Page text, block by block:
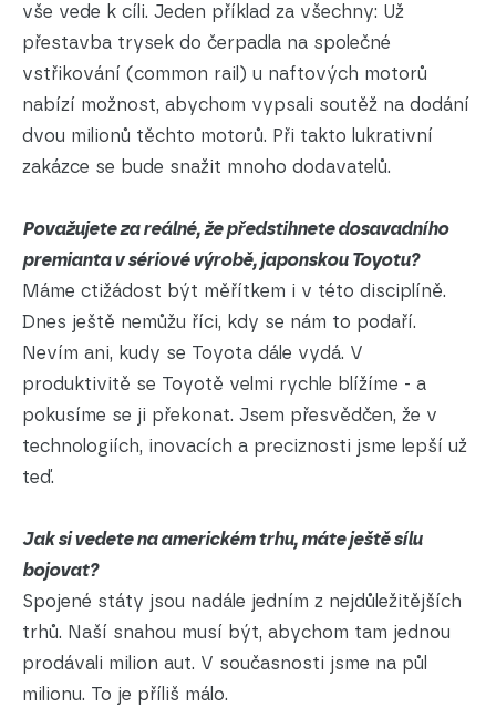
vše vede k cíli. Jeden příklad za všechny: Už
přestavba trysek do čerpadla na společné
vstřikování (common rail) u naftových motorů
nabízí možnost, abychom vypsali soutěž na dodání
dvou milionů těchto motorů. Při takto lukrativní
zakázce se bude snažit mnoho dodavatelů.
Považujete za reálné, že předstihnete dosavadního
premianta v sériové výrobě, japonskou Toyotu?
Máme ctižádost být měřítkem i v této disciplíně.
Dnes ještě nemůžu říci, kdy se nám to podaří.
Nevím ani, kudy se Toyota dále vydá. V
produktivitě se Toyotě velmi rychle blížíme - a
pokusíme se ji překonat. Jsem přesvědčen, že v
technologiích, inovacích a preciznosti jsme lepší už
teď.
Jak si vedete na americkém trhu, máte ještě sílu
bojovat?
Spojené státy jsou nadále jedním z nejdůležitějších
trhů. Naší snahou musí být, abychom tam jednou
prodávali milion aut. V současnosti jsme na půl
milionu. To je příliš málo.